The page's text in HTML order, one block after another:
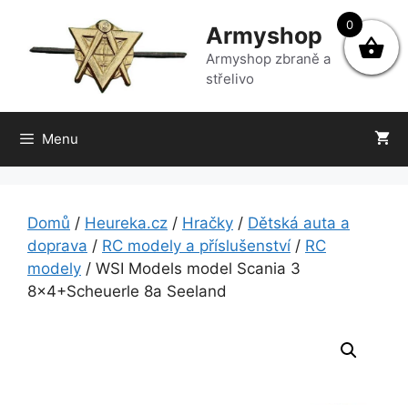
obsah
Armyshop
Armyshop zbraně a
střelivo
Menu
Domů / Heureka.cz / Hračky / Dětská auta a
doprava / RC modely a příslušenství/ RC
modely / WSI Models model Scania 3
8×4+Scheuerle 8a Seeland
0